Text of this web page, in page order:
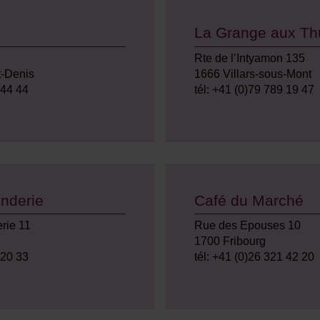
Denis
44
La Grange aux
Rte de l’Intyamon 135
1666 Villars-sous-Mont
tél: +41 (0)79 789 19 47
11
33
Café du Marché
Rue des Epouses 10
1700 Fribourg
tél: +41 (0)26 321 42 20